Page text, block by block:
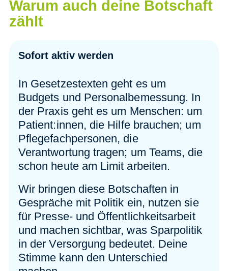
Warum auch deine Botschaft
zählt
Sofort aktiv werden
In Gesetzestexten geht es um
Budgets und Personalbemessung. In
der Praxis geht es um Menschen: um
Patient:innen, die Hilfe brauchen; um
Pflegefachpersonen, die
Verantwortung tragen; um Teams, die
schon heute am Limit arbeiten.
Wir bringen diese Botschaften in
Gespräche mit Politik ein, nutzen sie
für Presse- und Öffentlichkeitsarbeit
und machen sichtbar, was Sparpolitik
in der Versorgung bedeutet. Deine
Stimme kann den Unterschied